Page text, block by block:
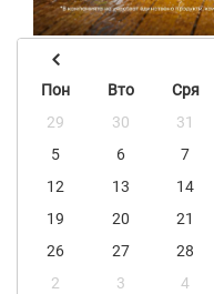
Пон
Вто Сря
29
30 31
5
6 7
12
13 14
19
20 21
26
27 28
2
3 4